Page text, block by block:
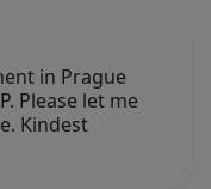
in Prague
Please let me
Kindest